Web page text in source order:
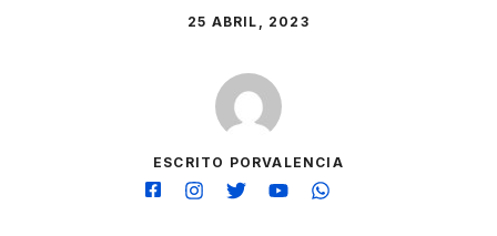
25 ABRIL, 2023
ESCRITO PORVALENCIA